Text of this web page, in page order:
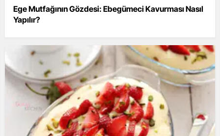
Ege Mutfağının Gözdesi: Ebegümeci Kavurması Nasıl
Yapılır?